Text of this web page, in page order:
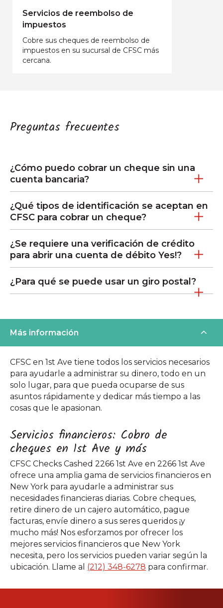
Servicios de reembolso de
impuestos
Cobre sus cheques de reembolso de
impuestos en su sucursal de CFSC más
cercana.
Preguntas frecuentes
¿Cómo puedo cobrar un cheque sin una
cuenta bancaria?
¿Qué tipos de identificación se aceptan en
CFSC para cobrar un cheque?
¿Se requiere una verificación de crédito
para abrir una cuenta de débito Yes!?
¿Para qué se puede usar un giro postal?
Más información
CFSC en 1st Ave tiene todos los servicios necesarios
para ayudarle a administrar su dinero, todo en un
solo lugar, para que pueda ocuparse de sus
asuntos rápidamente y dedicar más tiempo a las
cosas que le apasionan.
Servicios financieros: Cobro de
cheques en 1st Ave y más
CFSC Checks Cashed 2266 1st Ave en 2266 1st Ave
ofrece una amplia gama de servicios financieros en
New York para ayudarle a administrar sus
necesidades financieras diarias. Cobre cheques,
retire dinero de un cajero automático, pague
facturas, envíe dinero a sus seres queridos ¡y
mucho más! Nos esforzamos por ofrecer los
mejores servicios financieros que New York
necesita, pero los servicios pueden variar según la
ubicación. Llame al (212) 348-6278 para confirmar.